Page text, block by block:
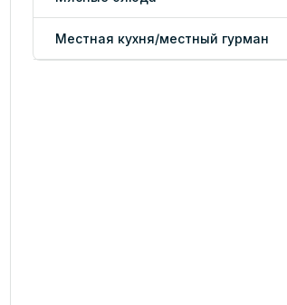
Местная кухня/местный гурман